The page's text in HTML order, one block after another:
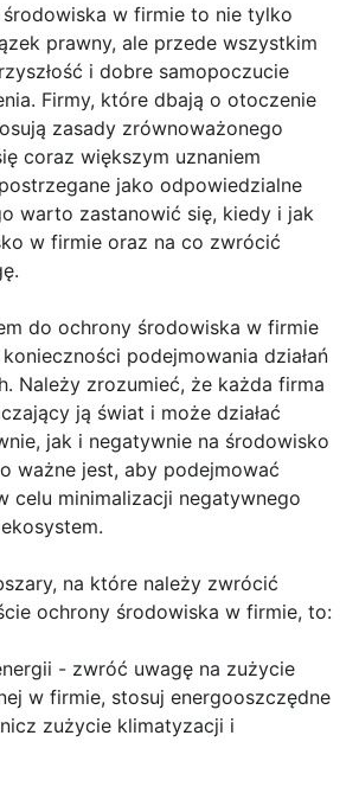
środowiska w firmie to nie tylko
prawny, ale przede wszystkim
i dobre samopoczucie
Firmy, które dbają o otoczenie
zasady zrównoważonego
coraz większym uznaniem
jako odpowiedzialne
warto zastanowić się, kiedy i jak
w firmie oraz na co zwrócić
do ochrony środowiska w firmie
podejmowania działań
Należy zrozumieć, że każda firma
ją świat i może działać
jak i negatywnie na środowisko
ważne jest, aby podejmować
celu minimalizacji negatywnego
na które należy zwrócić
ochrony środowiska w firmie, to:
- zwróć uwagę na zużycie
w firmie, stosuj energooszczędne
zużycie klimatyzacji i